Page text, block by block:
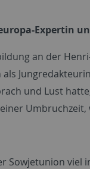
Expertin
an der
und Lust
Sowjetunion